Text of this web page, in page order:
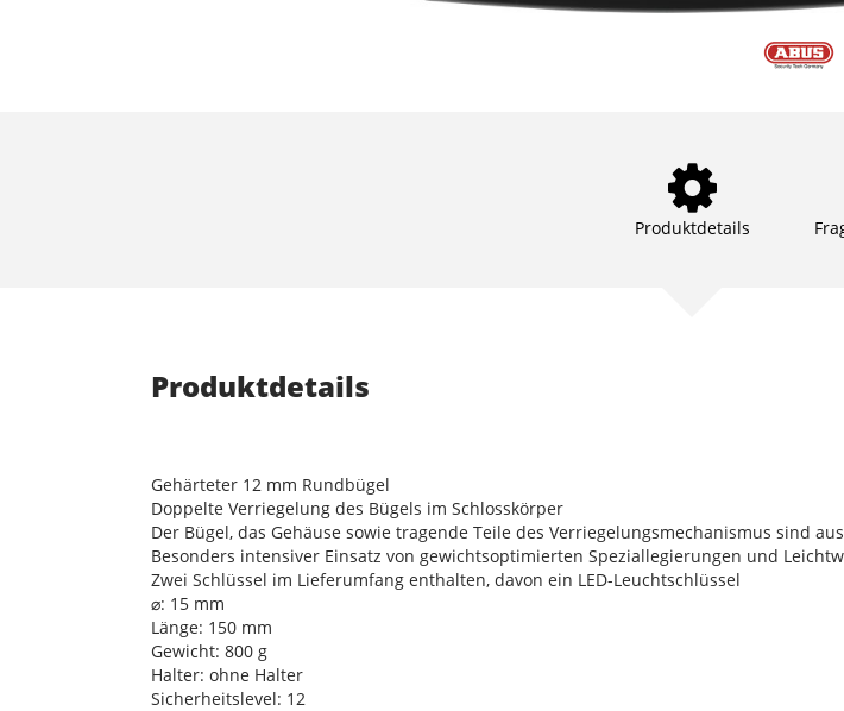
Produktdetails
Produktdetails
Gehärteter 12 mm Rundbügel
Doppelte Verriegelung des Bügels im Schlosskörper
Der Bügel, das Gehäuse sowie tragende Teile des Verriegelungsmechanismus sind
Besonders intensiver Einsatz von gewichtsoptimierten Speziallegierungen und
Zwei Schlüssel im Lieferumfang enthalten, davon ein LED-Leuchtschlüssel
⌀: 15 mm
Länge: 150 mm
Gewicht: 800 g
Halter: ohne Halter
Sicherheitslevel: 12